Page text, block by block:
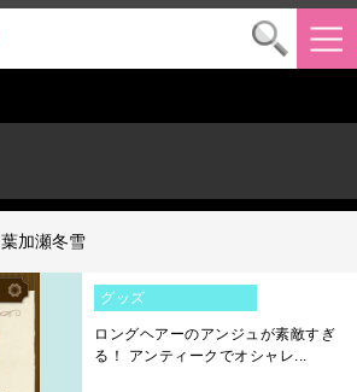
葉加瀬冬雪
グッズ
ロングヘアーのアンジュが素敵すぎ
る！ アンティークでオシャレ...